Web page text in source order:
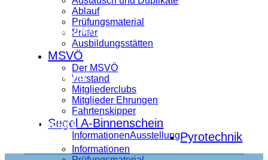
Ablauf
Prüfungsmaterial
Prüfer
Ausbildungsstätten
MSVÖ
Der MSVÖ
Vorstand
Mitgliederclubs
Mitglieder Ehrungen
Fahrtenskipper
Segel A-Binnenschein
InformationenAusstellungPyrotechnik
Informationen
Informationen
Ausstellung
Formulare